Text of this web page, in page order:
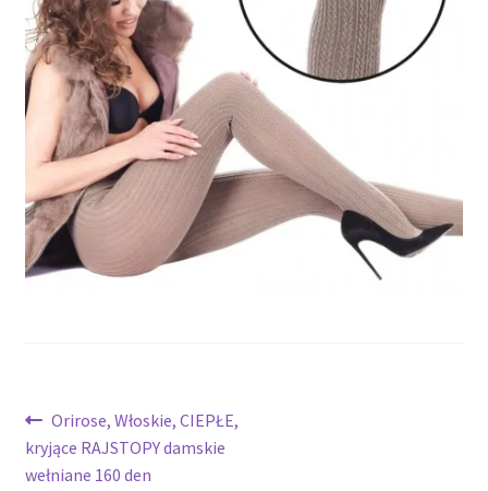
produkty
Recenzje
Rozwiń
menu
potomne
Nawigacja
wpisu
Poprzedni
wpis:
Orirose, Włoskie, CIEPŁE,
kryjące RAJSTOPY damskie
wełniane 160 den